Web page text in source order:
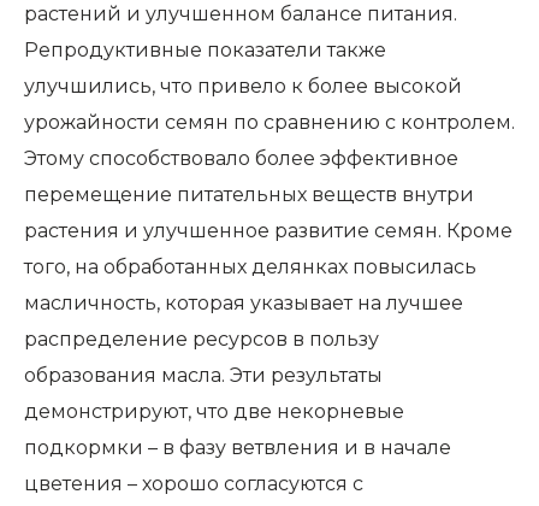
растений и улучшенном балансе питания.
Репродуктивные показатели также
улучшились, что привело к более высокой
урожайности семян по сравнению с контролем.
Этому способствовало более эффективное
перемещение питательных веществ внутри
растения и улучшенное развитие семян. Кроме
того, на обработанных делянках повысилась
масличность, которая указывает на лучшее
распределение ресурсов в пользу
образования масла. Эти результаты
демонстрируют, что две некорневые
подкормки – в фазу ветвления и в начале
цветения – хорошо согласуются с